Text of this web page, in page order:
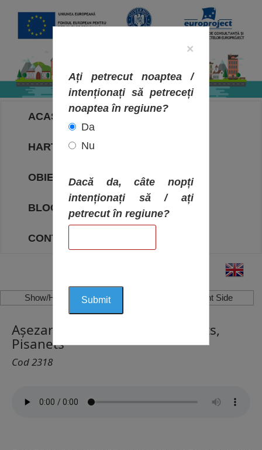
ACASA
HARTA OBIECTIVELOR
OBIECTIVE
BLOG
CONTACT
Show/Hide Left Side Show/Hide Right Side
Așezarea de lângă satul Pisanets,
Pisanets
Cod 2318
×
Ați petrecut noaptea /
intenționați să petreceți
noaptea în regiune?
Da
Nu
Dacă da, câte nopți
intenționați să / ați
petrecut în regiune?